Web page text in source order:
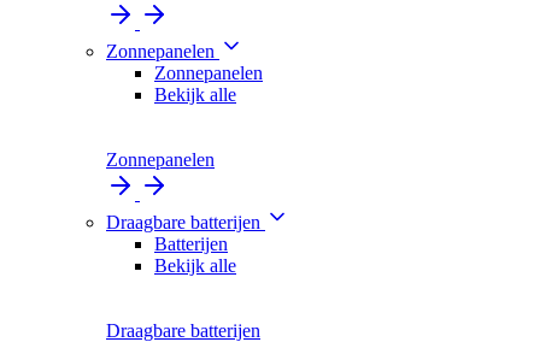
Zonnepanelen
Zonnepanelen
Bekijk alle
Zonnepanelen
Draagbare batterijen
Batterijen
Bekijk alle
Draagbare batterijen